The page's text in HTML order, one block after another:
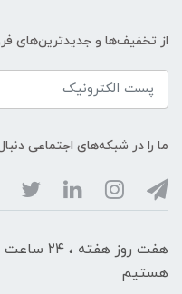
از تخفیف‌ها و جدیدترین‌های
ما را در شبکه‌های اجتماعی
هفت روز
هستیم